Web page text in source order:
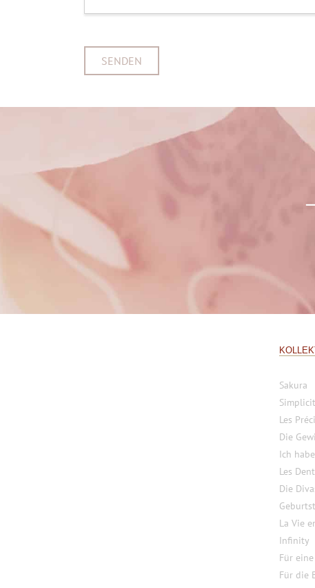
Sakura
Les
Die
Ich
Les
Die
La Vie
Infinity
Für
Für die